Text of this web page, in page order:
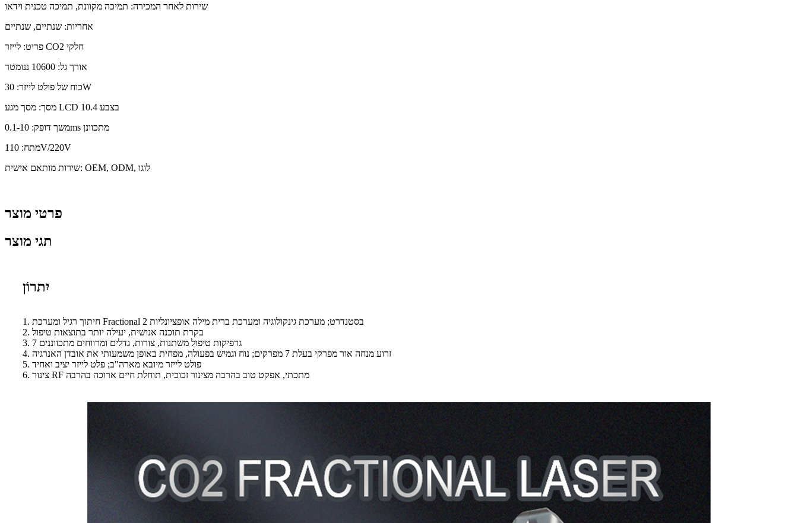
שירות לאחר המכירה: תמיכה מקוונת, תמיכה טכנית וידאו
אחריות: שנתיים, שנתיים
פריט: לייזר CO2 חלקי
אורך גל: 10600 ננומטר
כוח של פולט לייזר: 30W
מסך: מסך מגע LCD בצבע 10.4
משך דופק: 0.1-10ms מתכוונן
מתח: 110V/220V
שירות מותאם אישית: OEM, ODM, לוגו
פרטי מוצר
תגי מוצר
יִתרוֹן
1. חיתוך רגיל ומערכת Fractional 2 בסטנדרט; מערכת גינקולוגיה ומערכת ברית מילה אופציונליות
2. בקרת תוכנה אנושית, יעילה יותר בתוצאות טיפול
3. 7 גרפיקות טיפול משתנות, צורות, גדלים ומרווחים מתכווננים
4. זרוע מנחה אור מפרקי בעלת 7 מפרקים; נוח וגמיש בפעולה, מפחית באופן משמעותי את אובדן האנרגיה
5. פולט לייזר מיובא מארה"ב; פלט לייזר יציב ואחיד
6. צינור RF מתכתי, אפקט טוב בהרבה מצינור זכוכית, תוחלת חיים ארוכה בהרבה